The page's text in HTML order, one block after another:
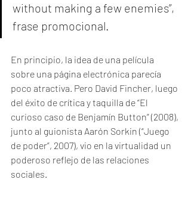
without making a few enemies”,
frase promocional.
En principio, la idea de una película
sobre una página electrónica parecía
poco atractiva. Pero David Fincher, luego
del éxito de crítica y taquilla de “El
curioso caso de Benjamín Button” (2008),
junto al guionista Aarón Sorkin (“Juego
de poder”, 2007), vio en la virtualidad un
poderoso reflejo de las relaciones
sociales.